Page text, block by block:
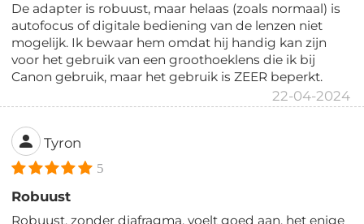
De adapter is robuust, maar helaas (zoals normaal) is
autofocus of digitale bediening van de lenzen niet
mogelijk. Ik bewaar hem omdat hij handig kan zijn
voor het gebruik van een groothoeklens die ik bij
Canon gebruik, maar het gebruik is ZEER beperkt.
22-04-2024
Tyron
5
Robuust
Robuust, zonder diafragma, voelt goed aan, het enige